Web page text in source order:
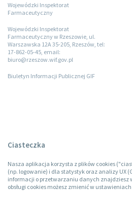
Wojewódzki Inspektorat
Farmaceutyczny
Wojewódzki Inspektorat
Farmaceutyczny w Rzeszowie, ul.
Warszawska 12A 35-205, Rzeszów, tel:
17-862-05-45, email:
biuro@rzeszow.wif.gov.pl
Biuletyn Informacji Publicznej GIF
Ciasteczka
Nasza aplikacja korzysta z plików cookies
(np. logowanie) i dla statystyk oraz analizy UX
informacji o przetwarzaniu danych znajdziesz
obsługi cookies możesz zmienić w